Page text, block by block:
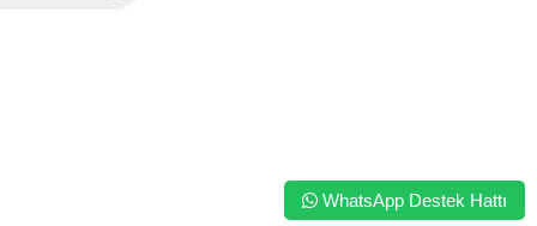
WhatsApp Destek Hattı